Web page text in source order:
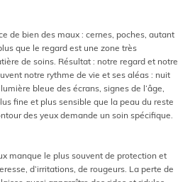
de bien des maux : cernes, poches, autant
que le regard est une zone très
de soins. Résultat : notre regard et notre
notre rythme de vie et ses aléas : nuit
bleue des écrans, signes de l’âge,
fine et plus sensible que la peau du reste
des yeux demande un soin spécifique.
manque le plus souvent de protection et
d’irritations, de rougeurs. La perte de